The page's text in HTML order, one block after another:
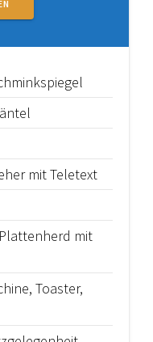
mit Teletext
mit
Toaster,